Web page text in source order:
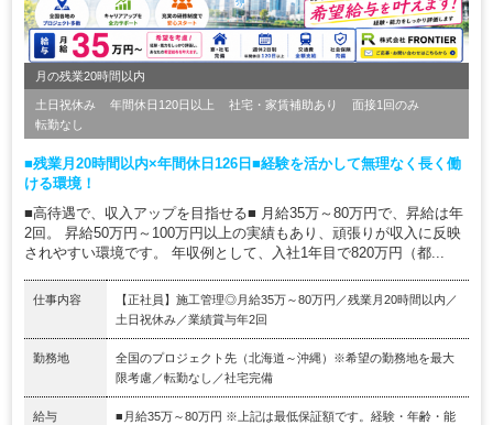
月の残業20時間以内
土日祝休み 年間休日120日以上 社宅・家賃補助あり
面接1回のみ
転勤なし
■残業月20時間以内×年間休日126日■経験を活かして無理なく長く働
ける環境！
■高待遇で、収入アップを目指せる■ 月給35万～80万円で、昇給は年
2回。 昇給50万円～100万円以上の実績もあり、頑張りが収入に反映
されやすい環境です。 年収例として、入社1年目で820万円（都...
仕事内容
【正社員】施工管理◎月給35万～80万円／残業月20時間以内／
土日祝休み／業績賞与年2回
勤務地
全国のプロジェクト先（北海道～沖縄）※希望の勤務地を最大
限考慮／転勤なし／社宅完備
給与
■月給35万～80万円 ※上記は最低保証額です。経験・年齢・能